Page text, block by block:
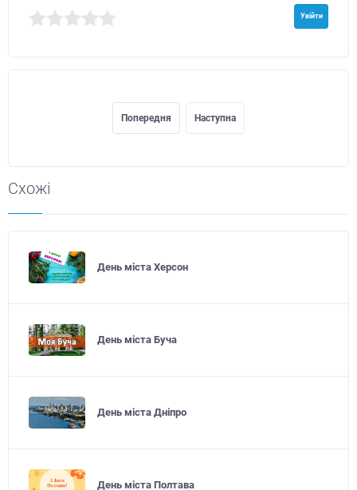
Увійти
Попередня Наступна
Схожі
День міста Херсон
День міста Буча
День міста Дніпро
День міста Полтава